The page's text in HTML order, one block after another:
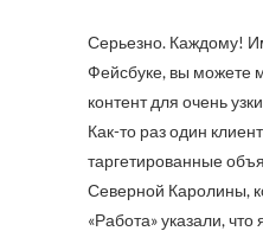
Серьезно. Каждому!
Фейсбуке, вы можете
контент для очень
Как-то раз один
таргетированные
Северной Каролины,
«Работа» указали,